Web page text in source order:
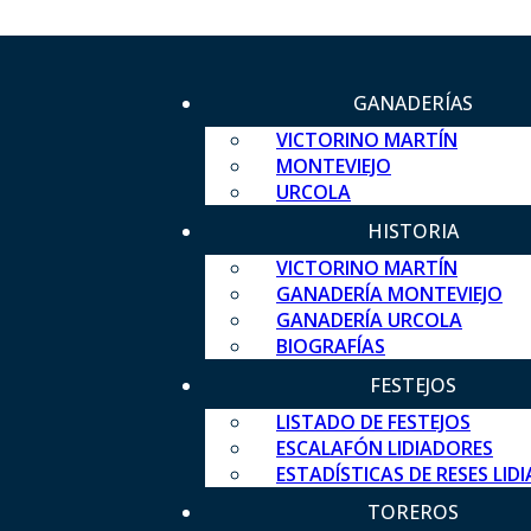
GANADERÍAS
VICTORINO MARTÍN
MONTEVIEJO
URCOLA
HISTORIA
VICTORINO MARTÍN
GANADERÍA MONTEVIEJO
GANADERÍA URCOLA
BIOGRAFÍAS
FESTEJOS
LISTADO DE FESTEJOS
ESCALAFÓN LIDIADORES
ESTADÍSTICAS DE RESES
TOREROS